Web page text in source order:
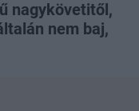
nagykövetitől,
nem baj,